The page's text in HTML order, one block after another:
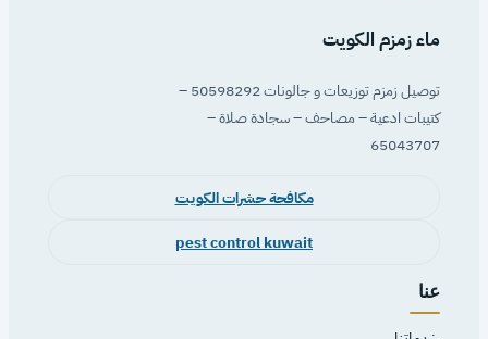
ماء زمزم الكويت
توصيل زمزم توزيعات و جالونات 50598292 –
كتيبات ادعية – مصاحف – سجادة صلاة –
65043707
مكافحة حشرات الكويت
pest control kuwait
عنا